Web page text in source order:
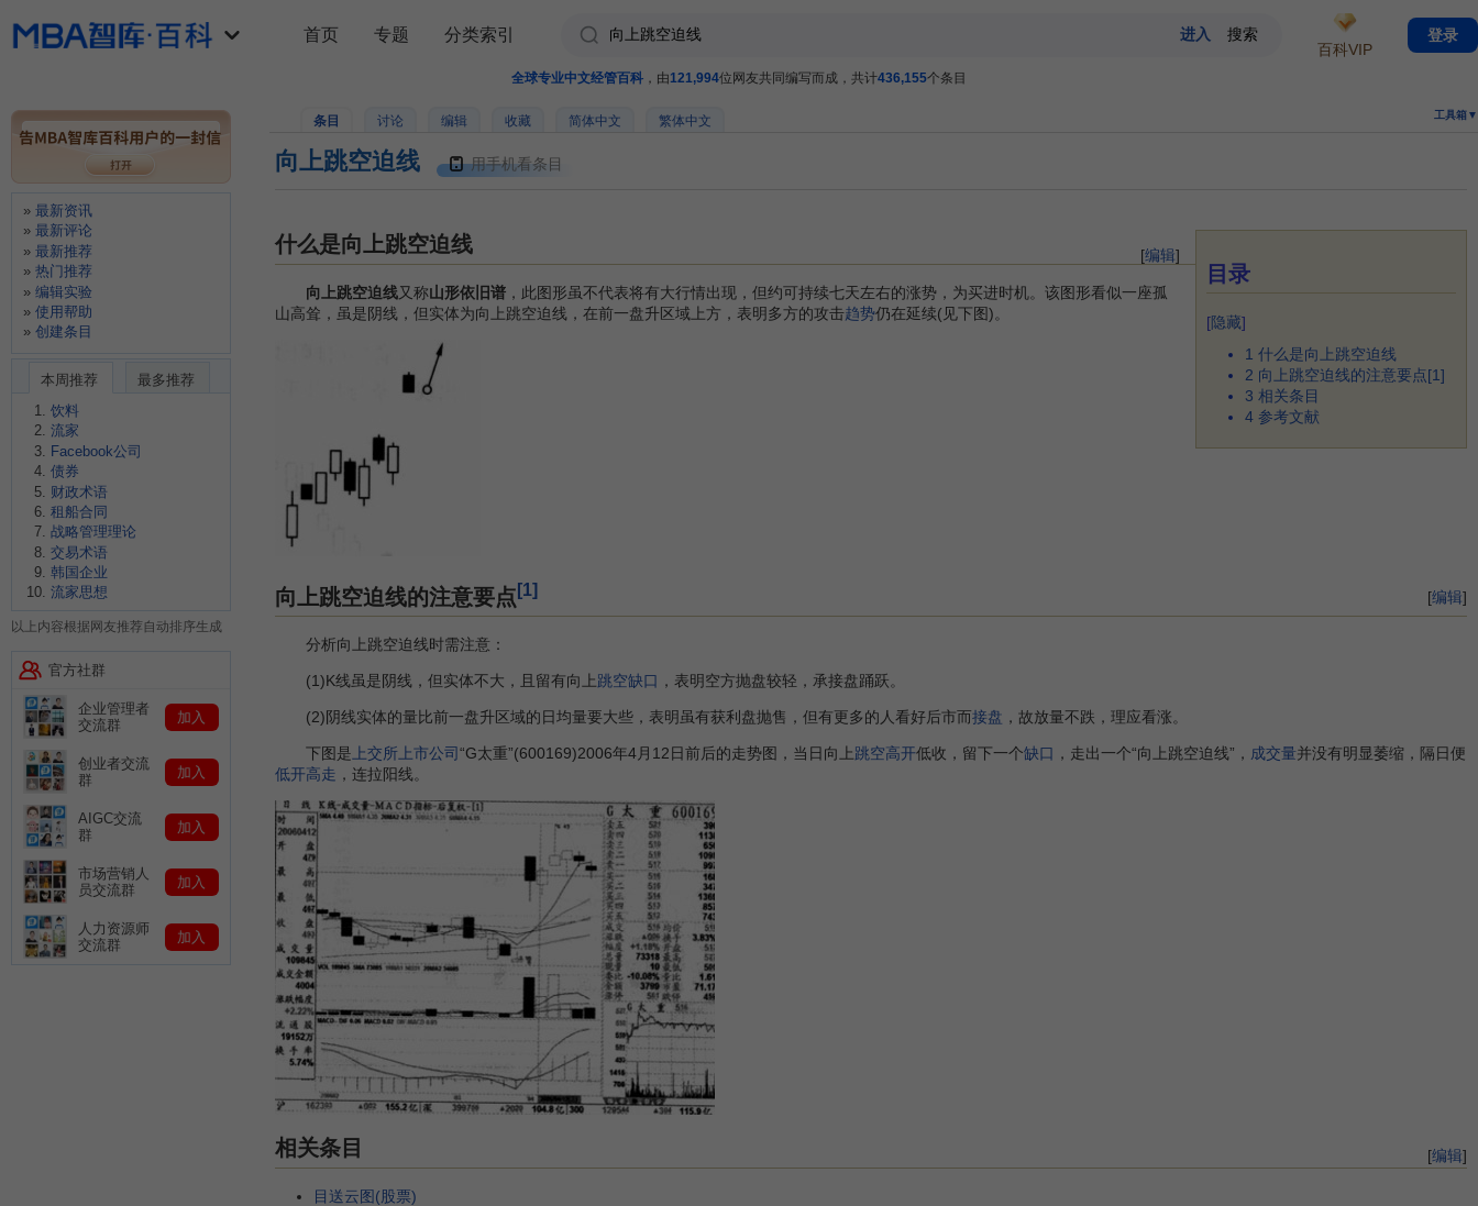
全球专业中文经管百科 ，由121,994位网友共同编写而成，共计436,155个条目
条目 讨论 编辑 收藏 简体中文 繁体中文 工具箱▼
向上跳空迫线 用手机看条目
目录
[隐藏]
1 什么是向上跳空迫线
2 向上跳空迫线的注意要点[1]
3 相关条目
4 参考文献
[编辑]
什么是向上跳空迫线
向上跳空迫线又称山形依旧谱 ，此图形虽不代表将有大行情出现，但约可持续七天左右的涨势，为买进时机。该图形看似一座孤
山高耸，虽是阴线，但实体为向上跳空迫线，在前一盘升区域上方，表明多方的攻击趋势仍在延续(见下图)。
[编辑]
向上跳空迫线的注意要点[1]
分析向上跳空迫线时需注意：
(1)K线虽是阴线，但实体不大，且留有向上跳空缺口 ，表明空方抛盘较轻，承接盘踊跃。
(2)阴线实体的量比前一盘升区域的日均量要大些，表明虽有获利盘抛售，但有更多的人看好后市而接盘 ，故放量不跌，理应看涨。
下图是 上交所 上市公司“G太重”(600169)2006年4月12日前后的走势图，当日向上跳空高开低收，留下一个缺口 ，走出一个“向上跳空迫线”， 成交量并没有明显萎缩，隔日便
低开高走 ，连拉阳线。
[编辑]
相关条目
目送云图(股票)
首页 专题 分类索引
百科VIP
登录
最新资讯
最新评论
最新推荐
热门推荐
编辑实验
使用帮助
创建条目
本周推荐
最多推荐
饮料
流家
Facebook公司
债券
财政术语
租船合同
战略管理理论
交易术语
韩国企业
流家思想
以上内容根据网友推荐自动排序生成
官方社群
企业管理者
交流群
加入
创业者交流
群
加入
AIGC交流
群
加入
市场营销人
员交流群
加入
人力资源师
交流群
加入